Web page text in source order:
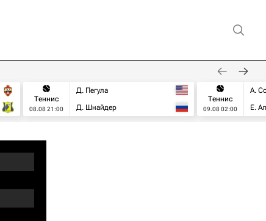
Теннис
08.08 21:00
Д. Пегула
Д. Шнайдер
Теннис
09.08 02:00
А.
Е.